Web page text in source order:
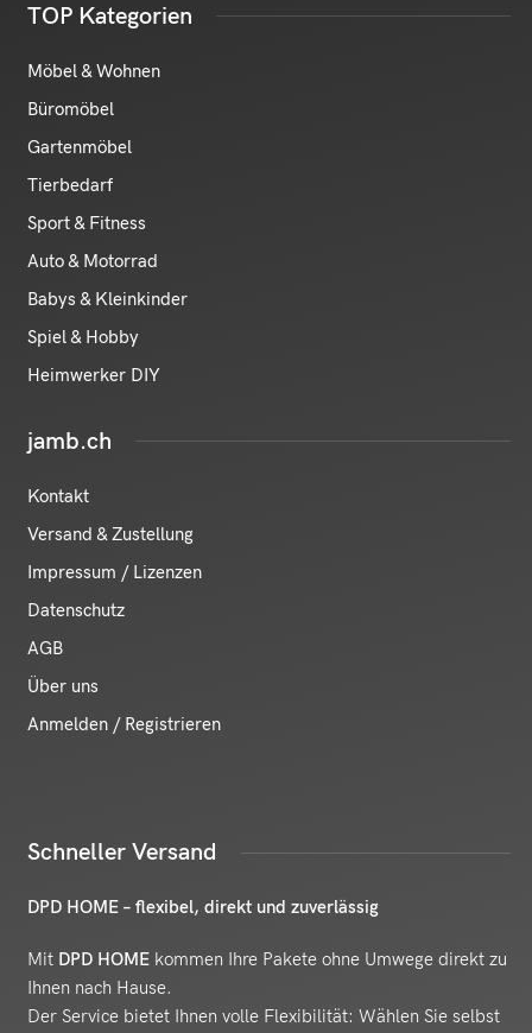
TOP Kategorien
Möbel & Wohnen
Büromöbel
Gartenmöbel
Tierbedarf
Sport & Fitness
Auto & Motorrad
Babys & Kleinkinder
Spiel & Hobby
Heimwerker DIY
jamb.ch
Kontakt
Versand & Zustellung
Impressum / Lizenzen
Datenschutz
AGB
Über uns
Anmelden / Registrieren
Schneller Versand
DPD HOME – flexibel, direkt und zuverlässig
Mit DPD HOME kommen Ihre Pakete ohne Umwege direkt zu
Ihnen nach Hause.
Der Service bietet Ihnen volle Flexibilität: Wählen Sie selbst